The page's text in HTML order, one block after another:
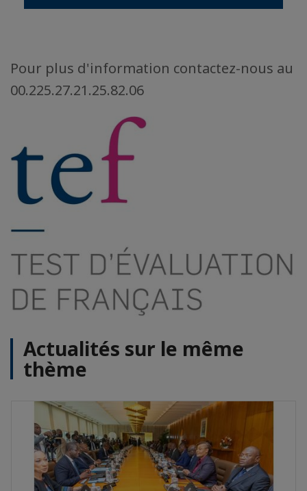
Pour plus d'information contactez-nous au
00.225.27.21.25.82.06
Actualités sur le même
thème